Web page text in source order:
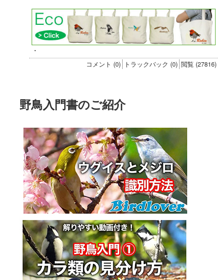
・
コメント (0) トラックバック (0) 閲覧 (27816)
野鳥入門書のご紹介